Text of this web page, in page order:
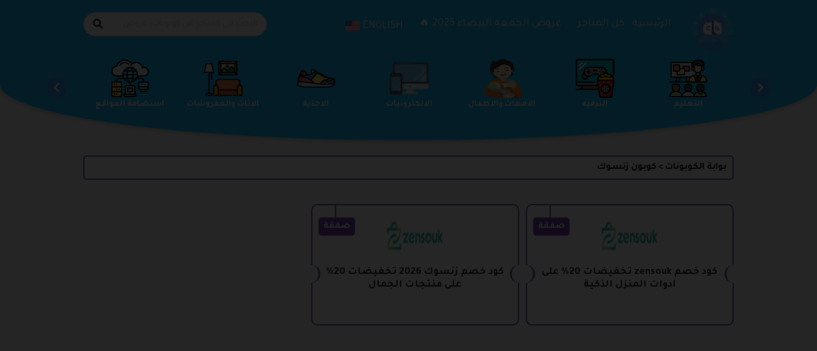
الرئيسية كل المتاجر عروض الجمعة البيضاء 2025 🔥 ENGLISH
استضافة المواقع الاثاث والمفروشات الاحذية الالكترونيات الامهات والاطفال الترفيه التعليم الجمال والعناية الخدمات
بوابة الكوبونات > كوبون زنسوك
صفقة
كود خصم zensouk تخفيضات 20% على
ادوات المنزل الذكية
صفقة
كود خصم زنسوك 2026 تخفيضات 20%
على منتجات الجمال